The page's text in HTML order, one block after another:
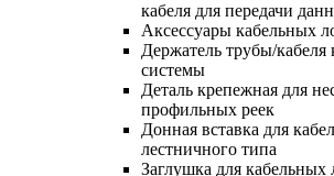
кабеля для передачи
Аксессуары кабельных
Держатель трубы/кабеля
системы
Деталь крепежная для
профильных реек
Донная вставка для
лестничного типа
Заглушка для кабельных